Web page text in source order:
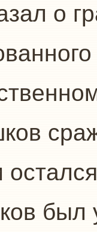
о
был